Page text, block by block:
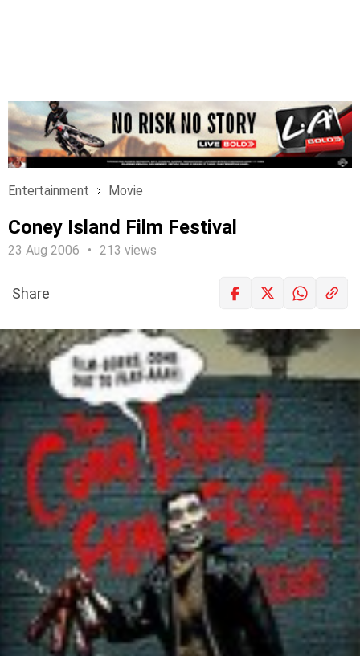
Entertainment Movie
Coney Island Film Festival
23 Aug 2006 213 views
benefit
LOGIN
Share